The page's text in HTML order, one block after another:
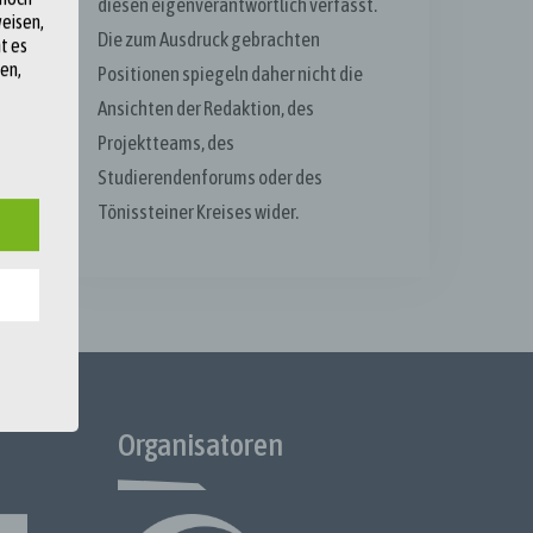
diesen eigenverantwortlich verfasst.
Die zum Ausdruck gebrachten
Positionen spiegeln daher nicht die
Ansichten der Redaktion, des
Projektteams, des
Studierendenforums oder des
Tönissteiner Kreises wider.
Organisatoren
es